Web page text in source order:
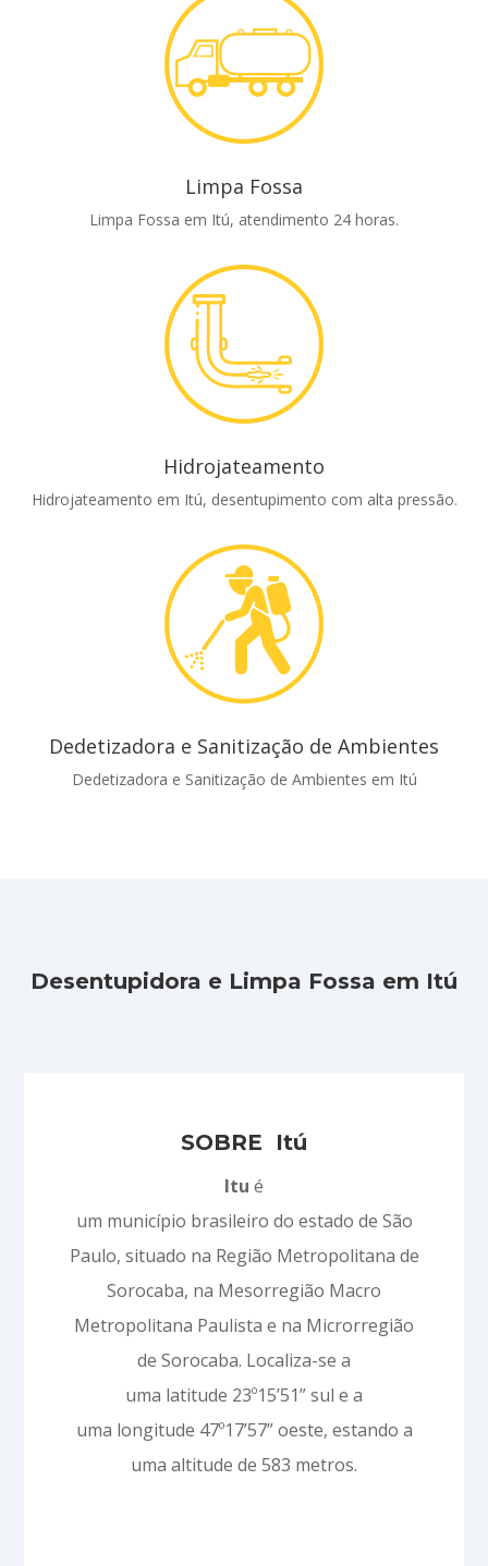
Limpa Fossa
Limpa Fossa em Itú, atendimento 24 horas.
Hidrojateamento
Hidrojateamento em Itú, desentupimento com alta pressão.
Dedetizadora e Sanitização de Ambientes
Dedetizadora e Sanitização de Ambientes em Itú
Desentupidora e Limpa Fossa em Itú
SOBRE Itú
Itu é
um município brasileiro do estado de São
Paulo, situado na Região Metropolitana de
Sorocaba, na Mesorregião Macro
Metropolitana Paulista e na Microrregião
de Sorocaba. Localiza-se a
uma latitude 23º15’51” sul e a
uma longitude 47º17’57” oeste, estando a
uma altitude de 583 metros.